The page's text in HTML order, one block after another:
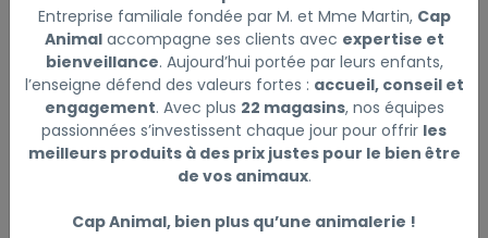
alternatives de glucides (pomme de terre, pois
chiche, lentille blonde, pois jaune) en fait un aliment
hautement digestible. Il contient une sélection de
plantes, de la levure de bière et des graines riches en
acides gras essentiels qui favorisent la bonne santé
de la peau et du pelage. Il soutient les articulations
grâce au complexe de glucosamine et chondroïtine.
Taille de croquettes : 24 mm
Entreprise familiale fondée par M. et Mme Martin, Cap
Animalaccompagne ses clients avec expertise et
bienveillance. Aujourd’hui portée par leurs enfants,
l’enseigne défend des valeurs fortes : accueil, conseil et
engagement. Avec plus 22 magasins, nos équipes
passionnées s’investissent chaque jour pour offrir les
meilleurs produits à des prix justes pour le bien être
de vos animaux.
Cap Animal, bien plus qu’une animalerie !